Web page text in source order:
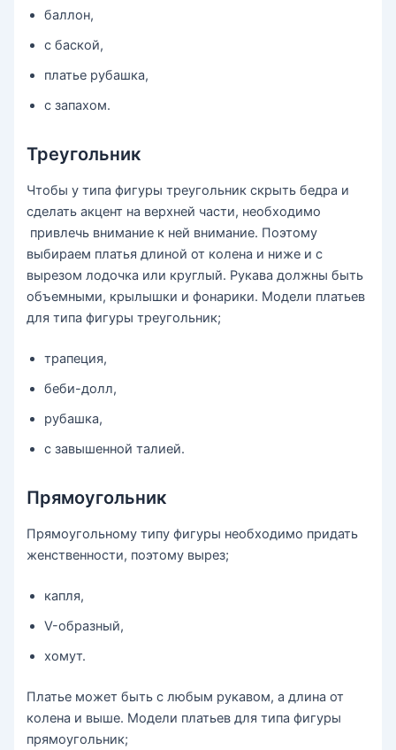
баллон,
с баской,
платье рубашка,
с запахом.
Треугольник
Чтобы у типа фигуры треугольник скрыть бедра и
сделать акцент на верхней части, необходимо
привлечь внимание к ней внимание. Поэтому
выбираем платья длиной от колена и ниже и с
вырезом лодочка или круглый. Рукава должны быть
объемными, крылышки и фонарики. Модели платьев
для типа фигуры треугольник;
трапеция,
беби-долл,
рубашка,
с завышенной талией.
Прямоугольник
Прямоугольному типу фигуры необходимо придать
женственности, поэтому вырез;
капля,
V-образный,
хомут.
Платье может быть с любым рукавом, а длина от
колена и выше. Модели платьев для типа фигуры
прямоугольник;